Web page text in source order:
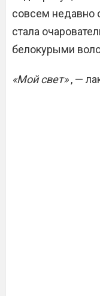
совсем недавно
стала
белокурыми
«Мой свет», —